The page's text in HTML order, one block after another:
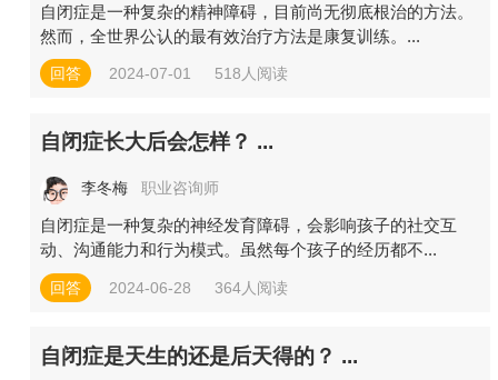
自闭症是一种复杂的精神障碍，目前尚无彻底根治的方法。
然而，全世界公认的最有效治疗方法是康复训练。...
回答 2024-07-01 518人阅读
自闭症长大后会怎样？ ...
李冬梅 职业咨询师
自闭症是一种复杂的神经发育障碍，会影响孩子的社交互
动、沟通能力和行为模式。虽然每个孩子的经历都不...
回答 2024-06-28 364人阅读
自闭症是天生的还是后天得的？ ...